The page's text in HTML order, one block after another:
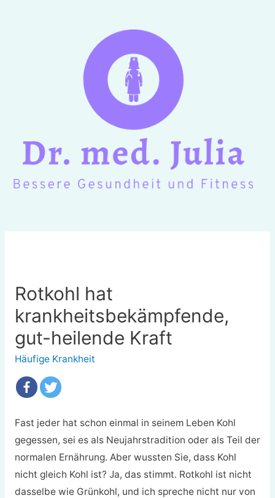
Rotkohl hat
krankheitsbekämpfende,
gut-heilende Kraft
Häufige Krankheit
Fast jeder hat schon einmal in seinem Leben Kohl
gegessen, sei es als Neujahrstradition oder als Teil der
normalen Ernährung. Aber wussten Sie, dass Kohl
nicht gleich Kohl ist? Ja, das stimmt. Rotkohl ist nicht
dasselbe wie Grünkohl, und ich spreche nicht nur von